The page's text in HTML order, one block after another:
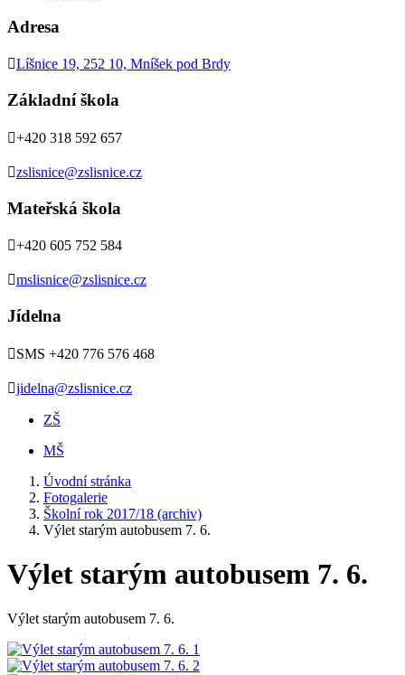
Adresa
Líšnice 19, 252 10, Mníšek pod Brdy
Základní škola
+420 318 592 657
zslisnice@zslisnice.cz
Mateřská škola
+420 605 752 584
mslisnice@zslisnice.cz
Jídelna
SMS +420 776 576 468
jidelna@zslisnice.cz
ZŠ
MŠ
Úvodní stránka
Fotogalerie
Školní rok 2017/18 (archiv)
Výlet starým autobusem 7. 6.
Výlet starým autobusem 7. 6.
Výlet starým autobusem 7. 6.